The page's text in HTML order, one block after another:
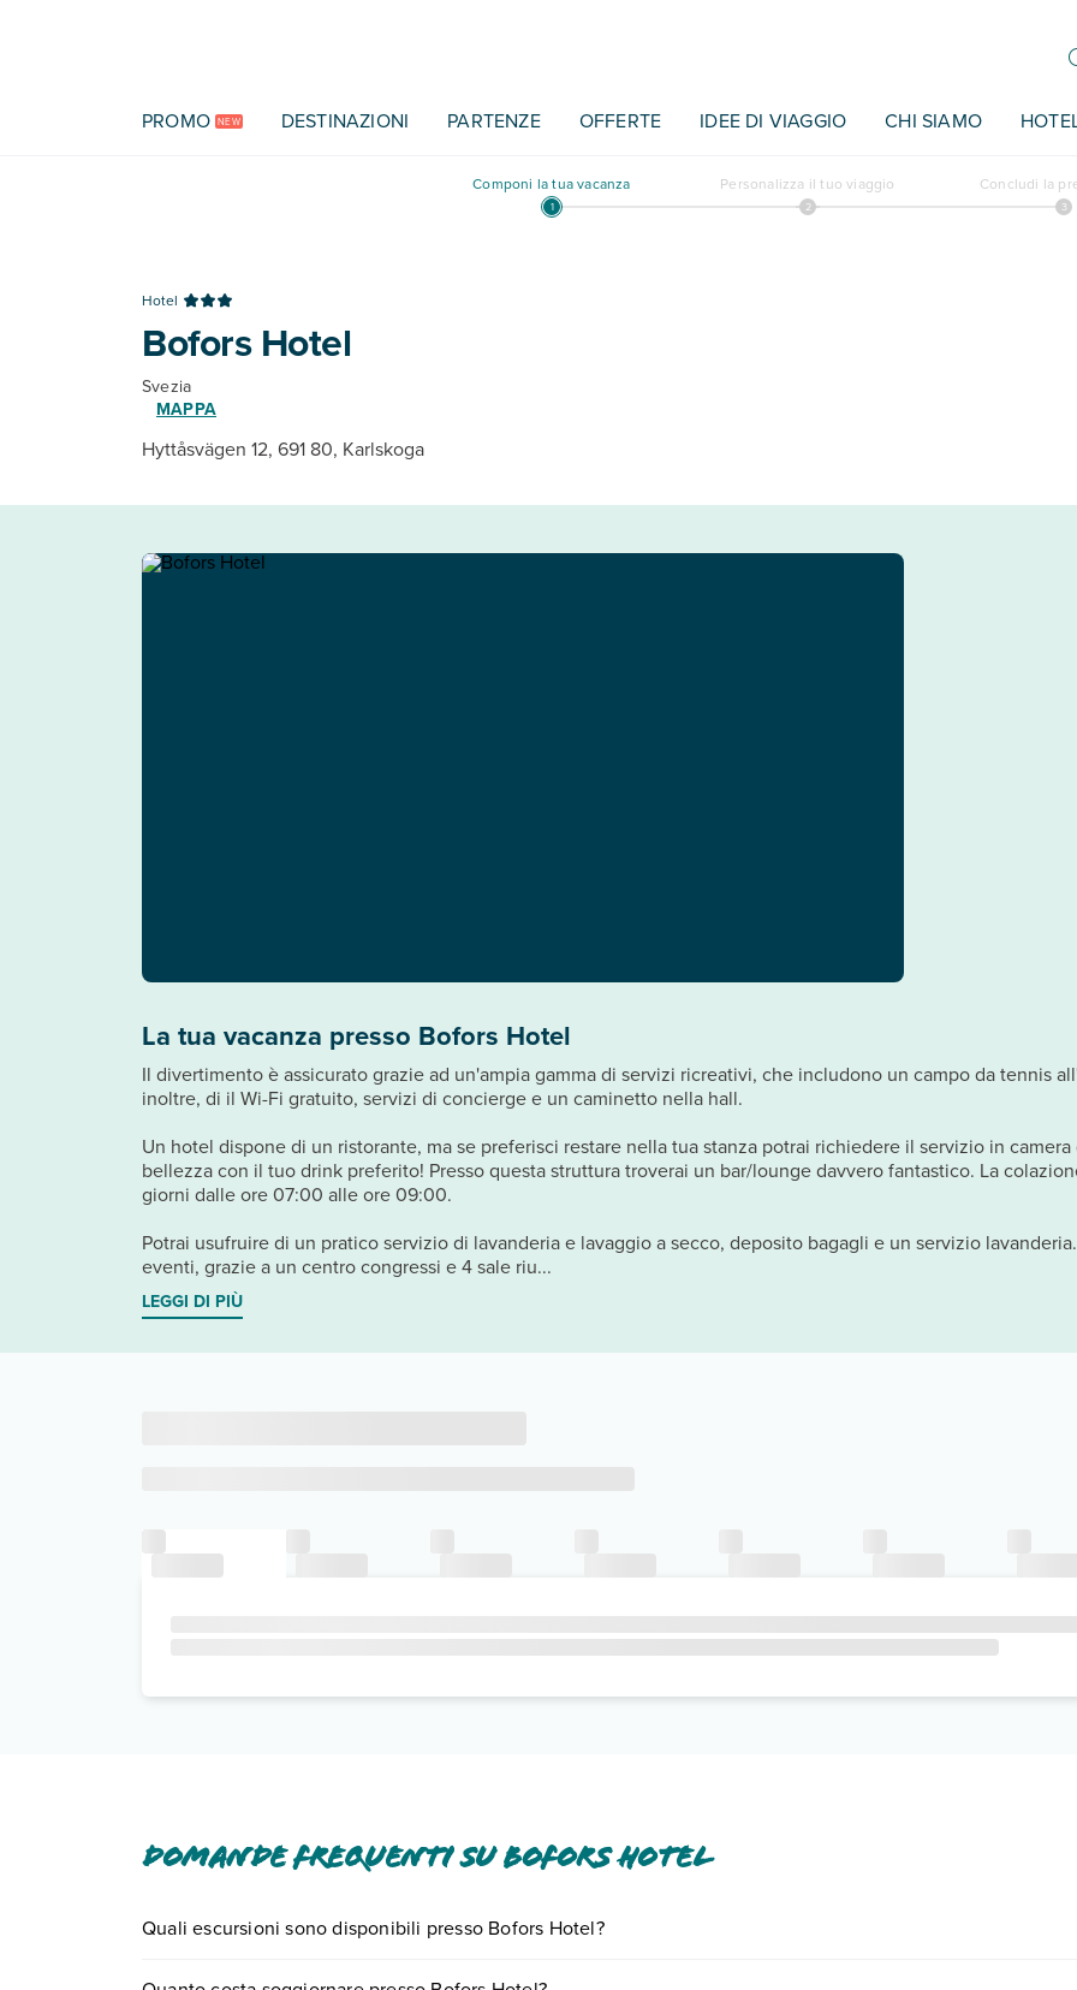
PROMO NEW DESTINAZIONI PARTENZE OFFERTE IDEE DI VIAGGIO CHI SIAMO
Componi la tua vacanza Personalizza il tuo viaggio Concludi la
Hotel
Bofors Hotel
Svezia
MAPPA
Hyttåsvägen 12, 691 80, Karlskoga
La tua vacanza presso Bofors Hotel
Il divertimento è assicurato grazie ad un'ampia gamma di servizi ricreativi, che includono un campo da tennis
inoltre, di il Wi-Fi gratuito, servizi di concierge e un caminetto nella hall.
Un hotel dispone di un ristorante, ma se preferisci restare nella tua stanza potrai richiedere il servizio in
bellezza con il tuo drink preferito! Presso questa struttura troverai un bar/lounge davvero fantastico. La
giorni dalle ore 07:00 alle ore 09:00.
Potrai usufruire di un pratico servizio di lavanderia e lavaggio a secco, deposito bagagli e un servizio
eventi, grazie a un centro congressi e 4 sale riu...
LEGGI DI PIÙ
Domande frequenti su Bofors Hotel
Quali escursioni sono disponibili presso Bofors Hotel?